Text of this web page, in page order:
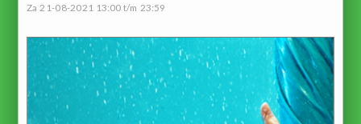
Za 21-08-2021 13:00 t/m 23:59